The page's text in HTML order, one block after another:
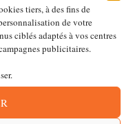
tiers, à des fins de
de votre
ciblés adaptés à vos centres
publicitaires.
et améliore